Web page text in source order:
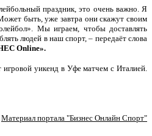
праздник, это очень важно. Я
быть, уже завтра они скажут своим
Мы играем, чтобы доставлять
людей в наш спорт, – передаёт слова
Online».
игровой уикенд в Уфе матчем с Италией.
Материал портала "Бизнес Онлайн Спорт"